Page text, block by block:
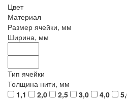
Цвет
Материал
Размер ячейки, мм
Ширина, мм
Тип ячейки
Толщина нити, мм
1,1
2,0 2,5 3,0 4,0